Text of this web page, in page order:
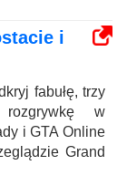
i
fabułę, trzy
rozgrywkę w
i GTA Online
Grand